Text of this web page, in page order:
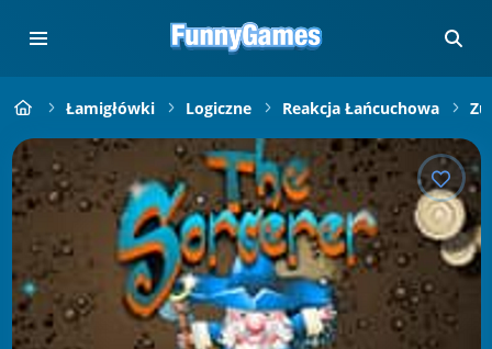
Łamigłówki Logiczne Reakcja Łańcuchowa